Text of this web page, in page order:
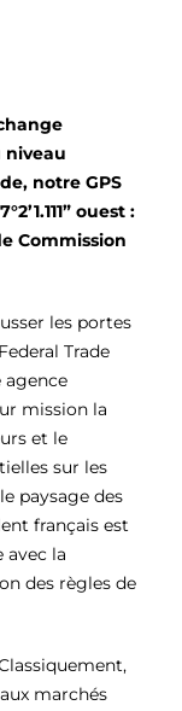
niveau
notre GPS
ouest :
Commission
les portes
Trade
agence
mission la
et le
sur les
paysage des
français est
avec la
des règles de
marchés